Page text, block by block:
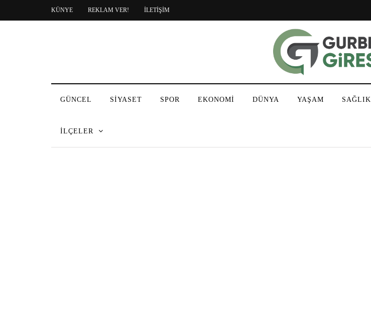
KÜNYE REKLAM VER! İLETİŞİM
GÜNCEL SİYASET SPOR EKONOMİ DÜNYA YAŞAM SAĞLIK
İLÇELER